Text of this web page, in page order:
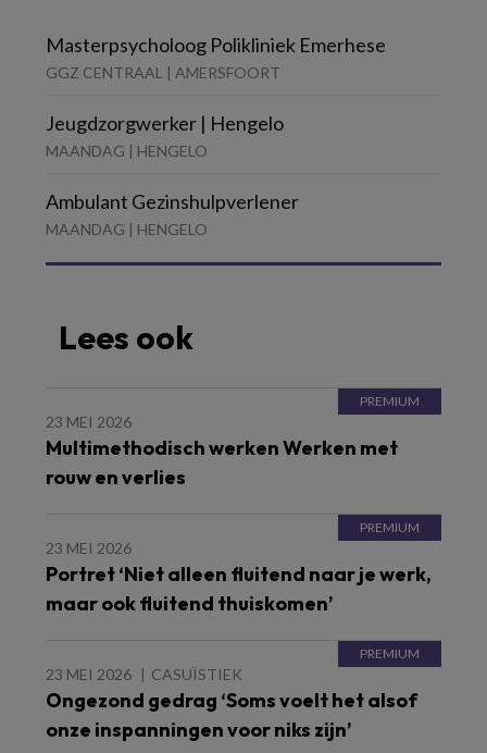
Masterpsycholoog Polikliniek Emerhese
GGZ CENTRAAL | AMERSFOORT
Jeugdzorgwerker | Hengelo
MAANDAG | HENGELO
Ambulant Gezinshulpverlener
MAANDAG | HENGELO
Lees ook
23 MEI 2026
Multimethodisch werken Werken met
rouw en verlies
23 MEI 2026
Portret ‘Niet alleen fluitend naar je werk,
maar ook fluitend thuiskomen’
23 MEI 2026 CASUÏSTIEK
Ongezond gedrag ‘Soms voelt het alsof
onze inspanningen voor niks zijn’